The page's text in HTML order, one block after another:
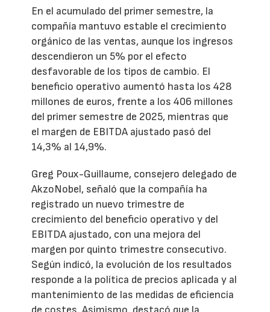
En el acumulado del primer semestre, la
compañía mantuvo estable el crecimiento
orgánico de las ventas, aunque los ingresos
descendieron un 5% por el efecto
desfavorable de los tipos de cambio. El
beneficio operativo aumentó hasta los 428
millones de euros, frente a los 406 millones
del primer semestre de 2025, mientras que
el margen de EBITDA ajustado pasó del
14,3% al 14,9%.
Greg Poux-Guillaume, consejero delegado de
AkzoNobel, señaló que la compañía ha
registrado un nuevo trimestre de
crecimiento del beneficio operativo y del
EBITDA ajustado, con una mejora del
margen por quinto trimestre consecutivo.
Según indicó, la evolución de los resultados
responde a la política de precios aplicada y al
mantenimiento de las medidas de eficiencia